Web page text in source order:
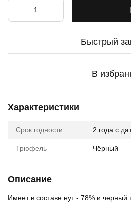
Быстрый
В
Характеристики
Срок годности 2 года с
Трюфель Чёрный
Описание
Имеет в составе нут - 78% и